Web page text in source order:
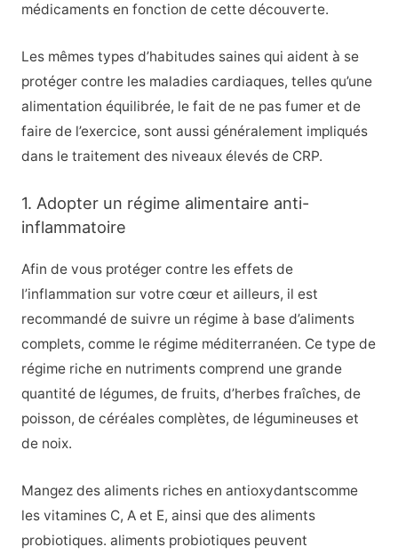
médicaments en fonction de cette découverte.
Les mêmes types d’habitudes saines qui aident à se
protéger contre les maladies cardiaques, telles qu’une
alimentation équilibrée, le fait de ne pas fumer et de
faire de l’exercice, sont aussi généralement impliqués
dans le traitement des niveaux élevés de CRP.
1. Adopter un régime alimentaire anti-
inflammatoire
Afin de vous protéger contre les effets de
l’inflammation sur votre cœur et ailleurs, il est
recommandé de suivre un régime à base d’aliments
complets, comme le régime méditerranéen. Ce type de
régime riche en nutriments comprend une grande
quantité de légumes, de fruits, d’herbes fraîches, de
poisson, de céréales complètes, de légumineuses et
de noix.
Mangez des aliments riches en antioxydantscomme
les vitamines C, A et E, ainsi que des aliments
probiotiques. aliments probiotiquespeuvent